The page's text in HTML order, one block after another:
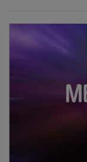
finalkvalet
Tied - AleXa, 343
Radiohjälpen